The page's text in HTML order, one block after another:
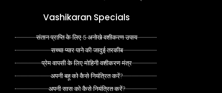
Vashikaran Specials
संतान प्राप्ति के लिए 5 अनोखे वशीकरण उपाय
सच्चा प्यार पाने की जादुई तरकीब
प्रेम वापसी के लिए मोहिनी वशीकरण मंत्र
अपनी बहू को कैसे नियंत्रित करें?
अपनी सास को कैसे नियंत्रित करें?